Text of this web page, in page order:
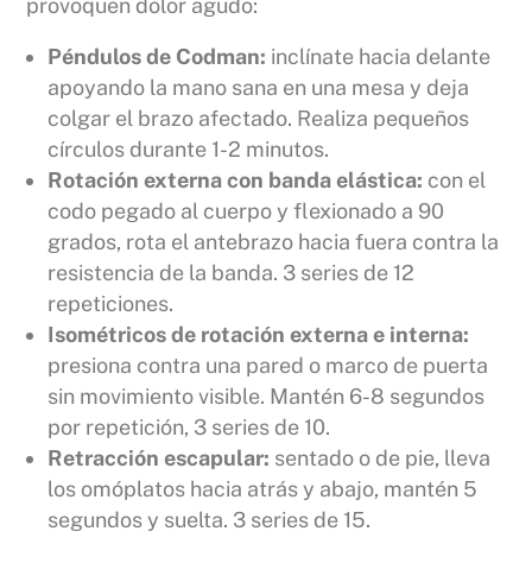
provoquen dolor agudo:
Péndulos de Codman: inclínate hacia delante
apoyando la mano sana en una mesa y deja
colgar el brazo afectado. Realiza pequeños
círculos durante 1-2 minutos.
Rotación externa con banda elástica: con el
codo pegado al cuerpo y flexionado a 90
grados, rota el antebrazo hacia fuera contra la
resistencia de la banda. 3 series de 12
repeticiones.
Isométricos de rotación externa e interna:
presiona contra una pared o marco de puerta
sin movimiento visible. Mantén 6-8 segundos
por repetición, 3 series de 10.
Retracción escapular: sentado o de pie, lleva
los omóplatos hacia atrás y abajo, mantén 5
segundos y suelta. 3 series de 15.